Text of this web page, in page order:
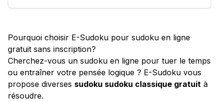
Pourquoi choisir E-Sudoku pour sudoku en ligne
gratuit sans inscription?
Cherchez-vous un sudoku en ligne pour tuer le temps
ou entraîner votre pensée logique ? E-Sudoku vous
propose diverses sudoku sudoku classique gratuit à
résoudre.